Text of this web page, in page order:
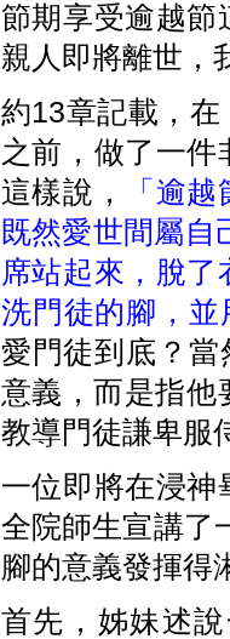
節期享受逾越節
親人即將離世，
約13章記載，
之前，做了一
這樣說，
「逾
既然愛世間屬
席站起來，脫
洗門徒的腳，
愛門徒到底？
意義，而是指他
教導門徒謙卑服
一位即將在浸神
全院師生宣講了
腳的意義發揮得
首先，姊妹述